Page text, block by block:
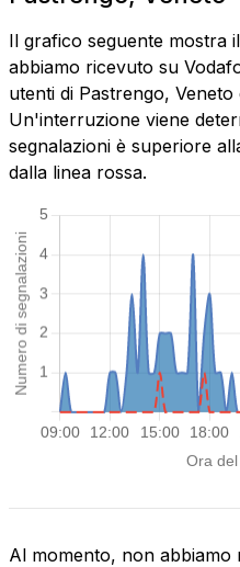
Il grafico seguente mostra
abbiamo ricevuto su
utenti di Pastrengo, Veneto
Un'interruzione viene
segnalazioni è superiore
dalla linea rossa.
Al momento, non